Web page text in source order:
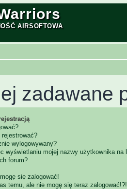
AIRSOFTOWA
zadawane
wylogowywany?
wyświetlaniu mojej nazwy użytkownika na
forum?
się zalogować!
temu, ale nie mogę się teraz zalogować!?!